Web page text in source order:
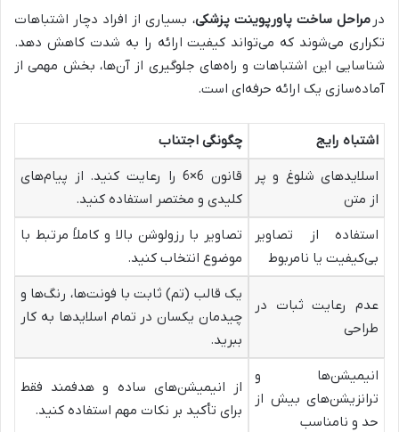
درمراحل ساخت پاورپوینت پزشکی، بسیاری از افراد دچار اشتباهات
تکراری می‌شوند که می‌تواند کیفیت ارائه را به شدت کاهش دهد.
شناسایی این اشتباهات و راه‌های جلوگیری از آن‌ها، بخش مهمی از
آماده‌سازی یک ارائه حرفه‌ای است.
اشتباه رایج
چگونگی اجتناب
اسلایدهای شلوغ و پر
از متن
قانون 6×6 را رعایت کنید. از پیام‌های
کلیدی و مختصر استفاده کنید.
استفاده از تصاویر
بی‌کیفیت یا نامربوط
تصاویر با رزولوشن بالا و کاملاً مرتبط با
موضوع انتخاب کنید.
عدم رعایت ثبات در
طراحی
یک قالب (تم) ثابت با فونت‌ها، رنگ‌ها و
چیدمان یکسان در تمام اسلایدها به کار
ببرید.
انیمیشن‌ها و
ترانزیشن‌های بیش از
حد و نامناسب
از انیمیشن‌های ساده و هدفمند فقط
برای تأکید بر نکات مهم استفاده کنید.